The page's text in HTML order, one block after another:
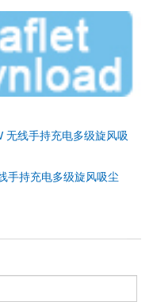
无线手持充电多级旋风吸
手持充电多级旋风吸尘